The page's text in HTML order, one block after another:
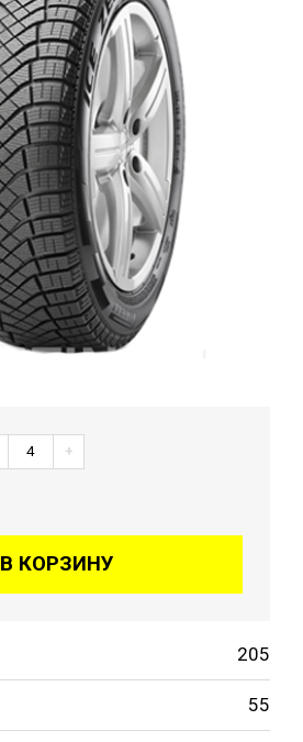
205
55
+
В КОРЗИНУ